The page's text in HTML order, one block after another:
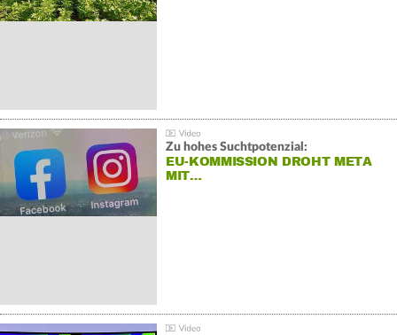
Zu hohes Suchtpotenzial:
EU-KOMMISSION DROHT META
MIT…